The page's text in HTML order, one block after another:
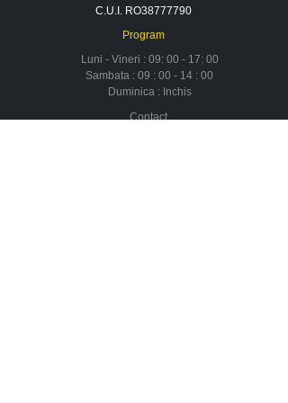
C.U.I. RO38777790
Program
Luni - Vineri : 09: 00 - 17: 00
Sambata : 09 : 00 - 14 : 00
Duminica : Inchis
Contact